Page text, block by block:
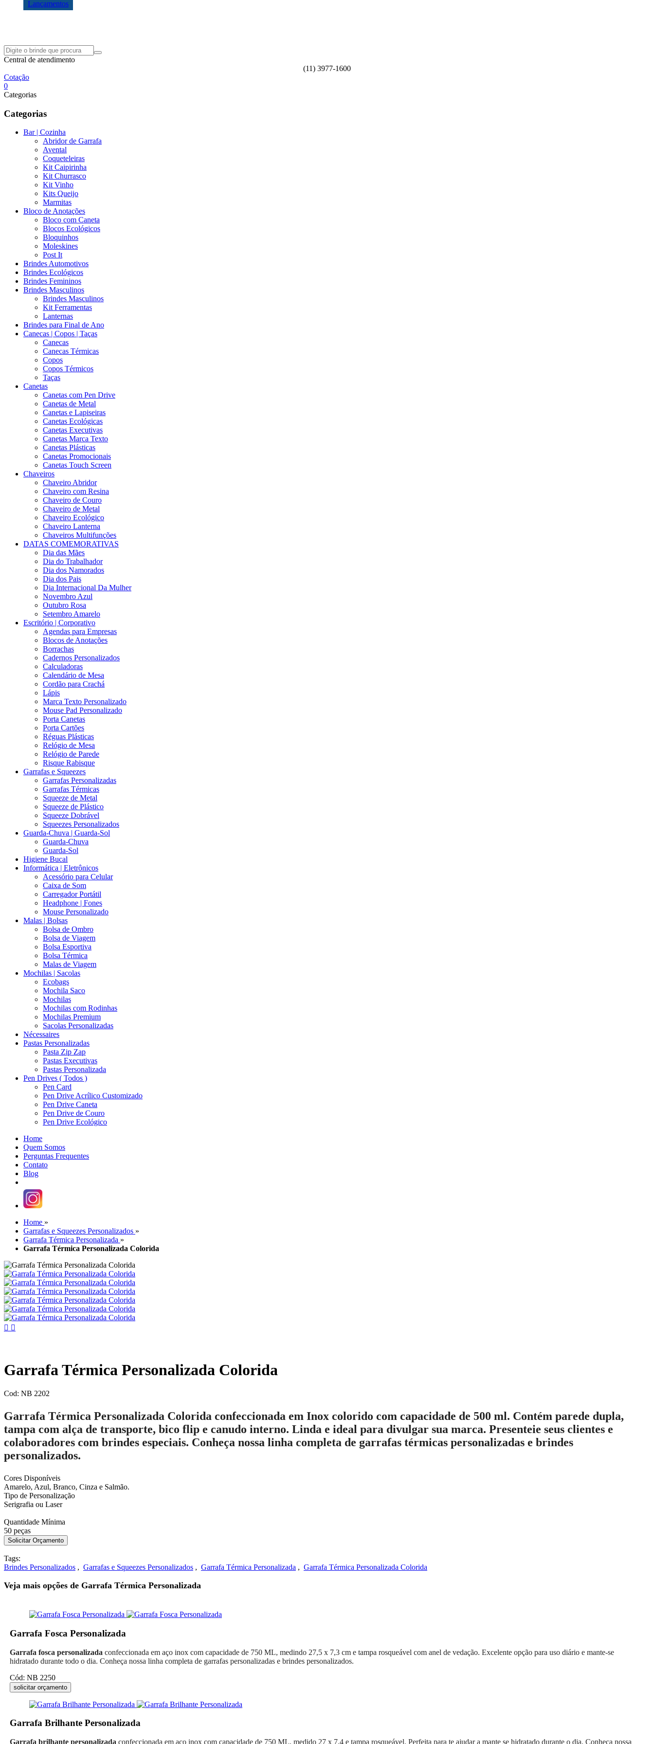
Central de atendimento
(11) 3977-1600
Cotação
0
Categorias
Categorias
Bar | Cozinha
Abridor de Garrafa
Avental
Coqueteleiras
Kit Caipirinha
Kit Churrasco
Kit Vinho
Kits Queijo
Marmitas
Bloco de Anotações
Bloco com Caneta
Blocos Ecológicos
Bloquinhos
Moleskines
Post It
Brindes Automotivos
Brindes Ecológicos
Brindes Femininos
Brindes Masculinos
Brindes Masculinos
Kit Ferramentas
Lanternas
Brindes para Final de Ano
Canecas | Copos | Taças
Canecas
Canecas Térmicas
Copos
Copos Térmicos
Taças
Canetas
Canetas com Pen Drive
Canetas de Metal
Canetas e Lapiseiras
Canetas Ecológicas
Canetas Executivas
Canetas Marca Texto
Canetas Plásticas
Canetas Promocionais
Canetas Touch Screen
Chaveiros
Chaveiro Abridor
Chaveiro com Resina
Chaveiro de Couro
Chaveiro de Metal
Chaveiro Ecológico
Chaveiro Lanterna
Chaveiros Multifunções
DATAS COMEMORATIVAS
Dia das Mães
Dia do Trabalhador
Dia dos Namorados
Dia dos Pais
Dia Internacional Da Mulher
Novembro Azul
Outubro Rosa
Setembro Amarelo
Escritório | Corporativo
Agendas para Empresas
Blocos de Anotações
Borrachas
Cadernos Personalizados
Calculadoras
Calendário de Mesa
Cordão para Crachá
Lápis
Marca Texto Personalizado
Mouse Pad Personalizado
Porta Canetas
Porta Cartões
Réguas Plásticas
Relógio de Mesa
Relógio de Parede
Risque Rabisque
Garrafas e Squeezes
Garrafas Personalizadas
Garrafas Térmicas
Squeeze de Metal
Squeeze de Plástico
Squeeze Dobrável
Squeezes Personalizados
Guarda-Chuva | Guarda-Sol
Guarda-Chuva
Guarda-Sol
Higiene Bucal
Informática | Eletrônicos
Acessório para Celular
Caixa de Som
Carregador Portátil
Headphone | Fones
Mouse Personalizado
Malas | Bolsas
Bolsa de Ombro
Bolsa de Viagem
Bolsa Esportiva
Bolsa Térmica
Malas de Viagem
Mochilas | Sacolas
Ecobags
Mochila Saco
Mochilas
Mochilas com Rodinhas
Mochilas Premium
Sacolas Personalizadas
Nécessaires
Pastas Personalizadas
Pasta Zip Zap
Pastas Executivas
Pastas Personalizada
Pen Drives ( Todos )
Pen Card
Pen Drive Acrílico Customizado
Pen Drive Caneta
Pen Drive de Couro
Pen Drive Ecológico
Home
Quem Somos
Perguntas Frequentes
Contato
Blog
Lançamentos
Home »
Garrafas e Squeezes Personalizados »
Garrafa Térmica Personalizada »
Garrafa Térmica Personalizada Colorida
 
Garrafa Térmica Personalizada Colorida
Cod: NB 2202
Garrafa Térmica Personalizada Colorida confeccionada em Inox colorido com capacidade de 500 ml. Contém parede dupla,
tampa com alça de transporte, bico flip e canudo interno. Linda e ideal para divulgar sua marca. Presenteie seus clientes e
colaboradores com brindes especiais. Conheça nossa linha completa de garrafas térmicas personalizadas e brindes
personalizados.
Cores Disponíveis
Amarelo, Azul, Branco, Cinza e Salmão.
Tipo de Personalização
Serigrafia ou Laser
Quantidade Mínima
50 peças
Tags:
Brindes Personalizados , Garrafas e Squeezes Personalizados , Garrafa Térmica Personalizada , Garrafa Térmica Personalizada Colorida
Veja mais opções de Garrafa Térmica Personalizada
Garrafa Fosca Personalizada
Garrafa fosca personalizada confeccionada em aço inox com capacidade de 750 ML, medindo 27,5 x 7,3 cm e tampa rosqueável com anel de vedação. Excelente opção para uso diário e mante-se
hidratado durante todo o dia. Conheça nossa linha completa de garrafas personalizadas e brindes personalizados.
Cód: NB 2250
solicitar orçamento
Garrafa Brilhante Personalizada
Garrafa brilhante personalizada confeccionada em aço inox com capacidade de 750 ML, medido 27 x 7,4 e tampa rosqueável. Perfeita para te ajudar a mante se hidratado durante o dia. Conheça nossa